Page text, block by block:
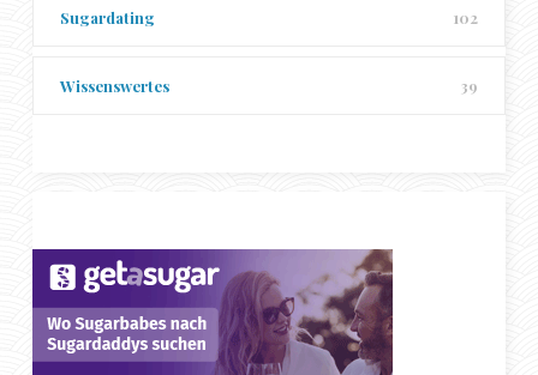
Sugardating 102
Wissenswertes 39